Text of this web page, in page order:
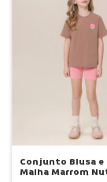
Conjunto Blusa e
Malha Marrom